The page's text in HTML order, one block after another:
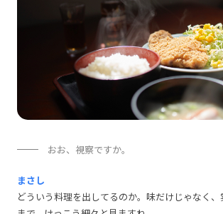
おお、視察ですか。
まさし
どういう料理を出してるのか。味だけじゃなく